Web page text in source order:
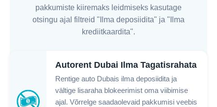
pakkumiste kiiremaks leidmiseks kasutage
otsingu ajal filtreid "Ilma deposiidita" ja "Ilma
krediitkaardita".
Autorent Dubai Ilma Tagatisrahata
Rentige auto Dubais ilma deposiidita ja
vältige lisaraha blokeerimist oma viibimise
ajal. Võrrelge saadaolevaid pakkumisi veebis